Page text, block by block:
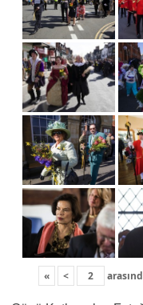
« <